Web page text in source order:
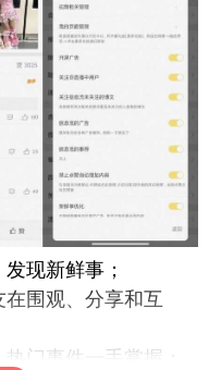
现新鲜事；
围观、分享和互
门事件一手掌握；